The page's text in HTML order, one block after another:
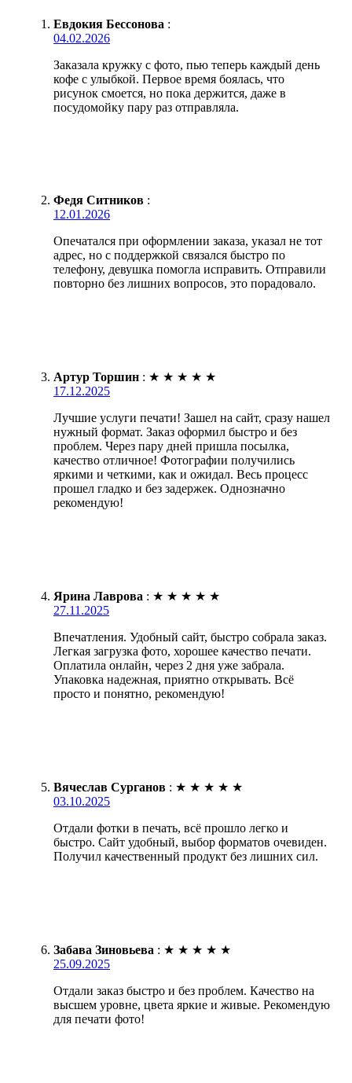
Евдокия Бессонова :
04.02.2026
Заказала кружку с фото, пью теперь каждый день
кофе с улыбкой. Первое время боялась, что
рисунок смоется, но пока держится, даже в
посудомойку пару раз отправляла.
Федя Ситников :
12.01.2026
Опечатался при оформлении заказа, указал не тот
адрес, но с поддержкой связался быстро по
телефону, девушка помогла исправить. Отправили
повторно без лишних вопросов, это порадовало.
Артур Торшин : ★ ★ ★ ★ ★
17.12.2025
Лучшие услуги печати! Зашел на сайт, сразу нашел
нужный формат. Заказ оформил быстро и без
проблем. Через пару дней пришла посылка,
качество отличное! Фотографии получились
яркими и четкими, как и ожидал. Весь процесс
прошел гладко и без задержек. Однозначно
рекомендую!
Ярина Лаврова : ★ ★ ★ ★ ★
27.11.2025
Впечатления. Удобный сайт, быстро собрала заказ.
Легкая загрузка фото, хорошее качество печати.
Оплатила онлайн, через 2 дня уже забрала.
Упаковка надежная, приятно открывать. Всё
просто и понятно, рекомендую!
Вячеслав Сурганов : ★ ★ ★ ★ ★
03.10.2025
Отдали фотки в печать, всё прошло легко и
быстро. Сайт удобный, выбор форматов очевиден.
Получил качественный продукт без лишних сил.
Забава Зиновьева : ★ ★ ★ ★ ★
25.09.2025
Отдали заказ быстро и без проблем. Качество на
высшем уровне, цвета яркие и живые. Рекомендую
для печати фото!